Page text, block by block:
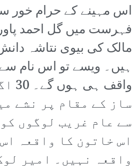
اس مہینے کے حرام خور
فہرست میں گل احمد
مالک کی بیوی نتاشہ
ہیں۔ ویسے تو اس نام سے
ساز کے مقام پر نشے
سے عام غریب لوگوں
اس خاتون کا واقعہ
واقعہ نہیں۔ امیر